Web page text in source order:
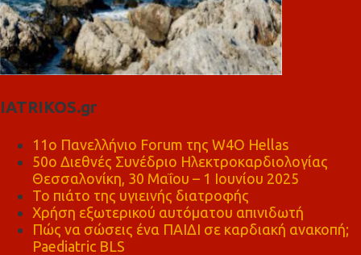
IATRIKOS.gr
11ο Πανελλήνιο Forum της W4O Hellas
50ο Διεθνές Συνέδριο Ηλεκτροκαρδιολογίας
Θεσσαλονίκη, 30 Μαΐου – 1 Ιουνίου 2025
Το πιάτο της υγιεινής διατροφής
Χρήση εξωτερικού αυτόματου απινιδωτή
Πώς να σώσεις ένα ΠΑΙΔΙ σε καρδιακή ανακοπή;
Paediatric BLS